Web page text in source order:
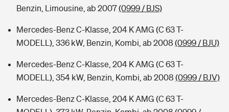
Benzin, Limousine, ab 2007(0999 / BJS)
Mercedes-Benz C-Klasse, 204 K AMG (C 63 T-
MODELL), 336 kW, Benzin, Kombi, ab 2008 (0999 / BJU)
Mercedes-Benz C-Klasse, 204 K AMG (C 63 T-
MODELL), 354 kW, Benzin, Kombi, ab 2008 (0999 / BJV)
Mercedes-Benz C-Klasse, 204 K AMG (C 63 T-